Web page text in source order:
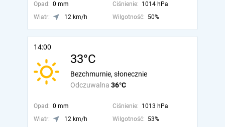
Opad: 0 mm Ciśnienie: 1014 hPa
Wiatr:
12 km/h Wilgotność: 50%
14:00
33°C
Odczuwalna 36°C
Bezchmurnie, słonecznie
Opad: 0 mm Ciśnienie: 1013 hPa
Wiatr:
12 km/h Wilgotność: 53%